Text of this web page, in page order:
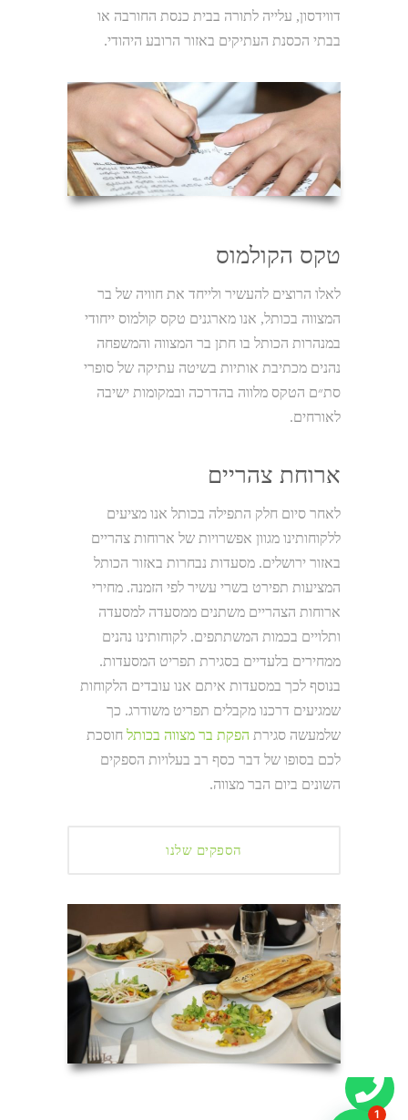
דווידסון, עלייה לתורה בבית כנסת החורבה או
בבתי הכסנת העתיקים באזור הרובע היהודי.
טקס הקולמוס
לאלו הרוצים להעשיר ולייחד את חוויה של בר
המצווה בכותל, אנו מארגנים טקס קולמוס ייחודי
במנהרות הכותל בו חתן בר המצווה והמשפחה
נהנים מכתיבת אותיות בשיטה עתיקה של סופרי
סת״ם הטקס מלווה בהדרכה ובמקומות ישיבה
לאורחים.
ארוחת צהריים
לאחר סיום חלק התפילה בכותל אנו מציעים
ללקוחותינו מגוון אפשרויות של ארוחות צהריים
באזור ירושלים. מסעדות נבחרות באזור הכותל
המציעות תפירט בשרי עשיר לפי הזמנה. מחירי
ארוחות הצהריים משתנים ממסעדה למסעדה
ותלויים בכמות המשתתפים. לקוחותינו נהנים
ממחירים בלעדיים בסגירת תפריט המסעדות.
בנוסף לכך במסעדות איתם אנו עובדים הלקוחות
שמגיעים דרכנו מקבלים תפריט משודרג. כך
שלמעשה סגירת הפקת בר מצווה בכותל חוסכת
לכם בסופו של דבר כסף רב בעלויות הספקים
השונים ביום הבר מצווה.
הספקים שלנו
1